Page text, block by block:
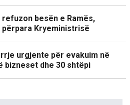
besën e Ramës,
Kryeministrisë
urgjente për evakuim në
bizneset dhe 30 shtëpi